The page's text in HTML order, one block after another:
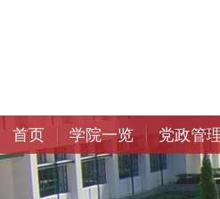
首页 学院一览 党政管